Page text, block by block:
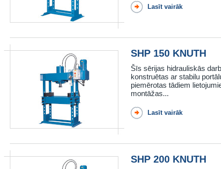
Lasīt vairāk
SHP 150 KNUTH
Šīs sērijas hidrauliskās
konstruētas ar stabilu
piemērotas tādiem
montāžas...
Lasīt vairāk
SHP 200 KNUTH